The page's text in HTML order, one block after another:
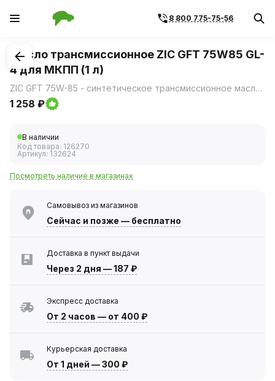
8 800 775-75-56
1/1
Масло трансмиссионное ZIC GFT 75W85 GL-
4 для МКПП (1 л)
ZIC GFT 75W-85 - синтетическое трансмиссионное масло, увеличенного интервала замены для механических трансмиссий, требующих вязкость по SAE 75W-85 и категорию по API GL-4.
1 258 ₽
В наличии
Код товара: 126270
Артикул: 132624
Посмотреть наличие в магазинах
Самовывоз из магазинов
Сейчас и позже — бесплатно
Доставка в пункт выдачи
Через 2 дня —187 ₽
Экспресс доставка
От 2 часов — от 400 ₽
Курьерская доставка
От 1 дней —300 ₽